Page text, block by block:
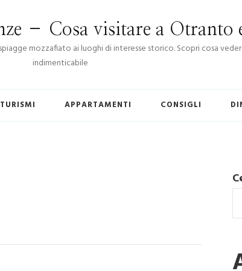
– Cosa visitare a Otranto
mozzafiato ai luoghi di interesse storico. Scopri cosa
indimenticabile
APPARTAMENTI CONSIGLI